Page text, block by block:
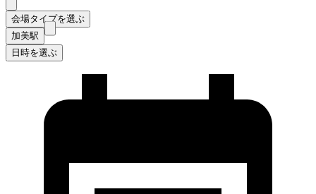
会場タイプを選ぶ
加美駅
日時を選ぶ